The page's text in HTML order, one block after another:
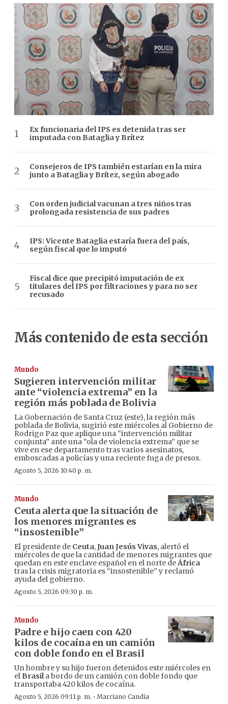
Ex funcionaria del IPS es detenida tras ser
imputada con Bataglia y Brítez
Consejeros de IPS también estarían en la mira
junto a Bataglia y Brítez, según abogado
Con orden judicial vacunan a tres niños tras
prolongada resistencia de sus padres
IPS: Vicente Bataglia estaría fuera del país,
según fiscal que lo imputó
Fiscal dice que precipitó imputación de ex
titulares del IPS por filtraciones y para no ser
recusado
Más contenido de esta sección
Mundo
Sugieren intervención militar
ante “violencia extrema” en la
región más poblada de Bolivia
La Gobernación de Santa Cruz (este), la región más
poblada de Bolivia, sugirió este miércoles al Gobierno de
Rodrigo Paz que aplique una “intervención militar
conjunta” ante una “ola de violencia extrema” que se
vive en ese departamento tras varios asesinatos,
emboscadas a policías y una reciente fuga de presos.
Agosto 5, 2026 10:40 p. m.
Mundo
Ceuta alerta que la situación de
los menores migrantes es
“insostenible”
El presidente de Ceuta,Juan Jesús Vivas, alertó el
miércoles de que la cantidad de menores migrantes que
quedan en este enclave español en el norte deÁfrica
tras la crisis migratoria es “insostenible” y reclamó
ayuda del gobierno.
Agosto 5, 2026 09:30 p. m.
Mundo
Padre e hijo caen con 420
kilos de cocaína en un camión
con doble fondo en el Brasil
Un hombre y su hijo fueron detenidos este miércoles en
el Brasila bordo de un camión con doble fondo que
transportaba 420 kilos de cocaína.
Agosto 5, 2026 09:11 p. m. · Marciano Candia